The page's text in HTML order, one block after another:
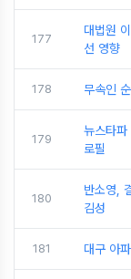
177
대법원
선 영향
178 무속인
179
뉴스타
로필
180
반소영,
김성
181 대구 아